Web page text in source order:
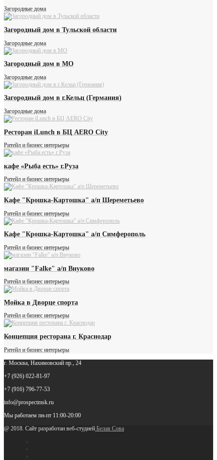
Загородные дома
Загородный дом в Тульской области
Загородные дома
Загородный дом в МО
Загородные дома
Загородный дом в г.Кельц (Германия)
Загородные дома
Ресторан iLunch в БЦ AERO City
Ритейл и бизнес интерьеры
кафе «Рыба есть» г.Руза
Ритейл и бизнес интерьеры
Кафе "Крошка-Картошка" а/п Шереметьево
Ритейл и бизнес интерьеры
Кафе "Крошка-Картошка" а/п Симферополь
Ритейл и бизнес интерьеры
магазин "Falke" а/п Внуково
Ритейл и бизнес интерьеры
Мойка в Дворце спорта
Ритейл и бизнес интерьеры
Концепция ресторана г. Краснодар
Ритейл и бизнес интерьеры
г. Москва, Нахимовский пр., 24
+7 (926) 022-81-97
+7 (916) 796-77-53
info@prospectmsk.ru
Мы работаем пн-пт 11:00-20:00
@ 2018. Сайт разработан веб-студией Белая Сова